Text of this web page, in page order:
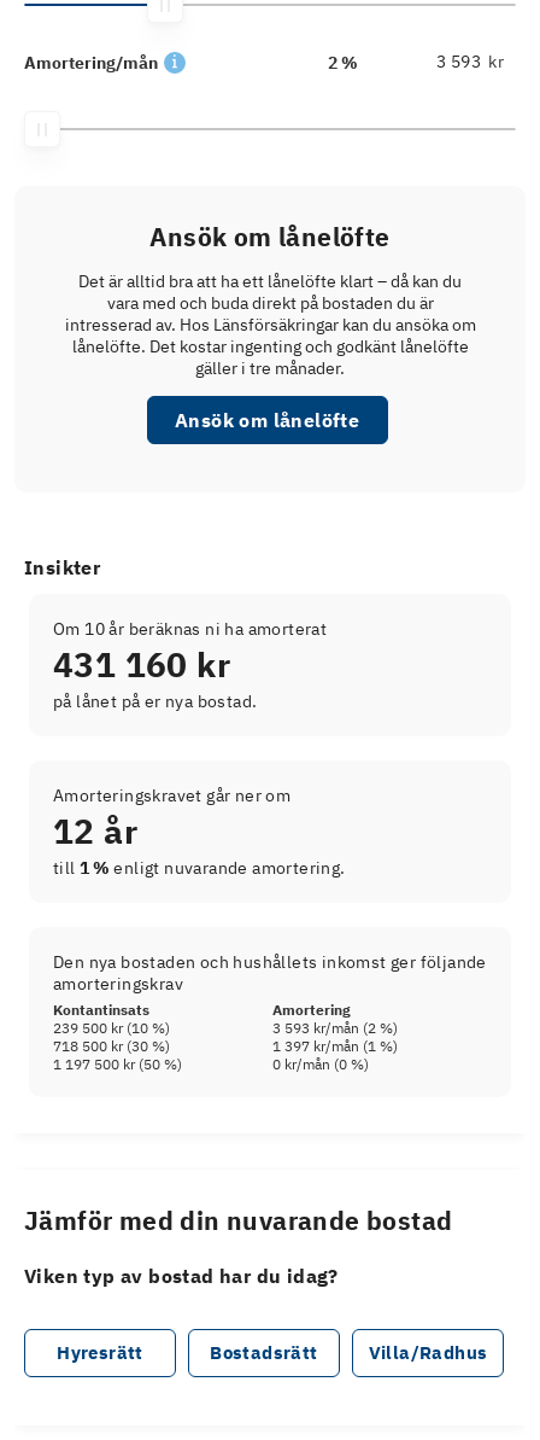
Amortering/mån 2 % kr
Ansök om lånelöfte
Det är alltid bra att ha ett lånelöfte klart – då kan du
vara med och buda direkt på bostaden du är
intresserad av. Hos Länsförsäkringar kan du ansöka om
lånelöfte. Det kostar ingenting och godkänt lånelöfte
gäller i tre månader.
Ansök om lånelöfte
Insikter
Om 10 år beräknas ni ha amorterat
431 160 kr
på lånet på er nya bostad.
Amorteringskravet går ner om
12 år
till 1 % enligt nuvarande amortering.
Den nya bostaden och hushållets inkomst ger följande
amorteringskrav
Kontantinsats
Amortering
239 500 kr(10 %) 3 593 kr/mån (2 %)
718 500 kr(30 %) 1 397 kr/mån (1 %)
1 197 500 kr(50 %) 0 kr/mån (0 %)
Jämför med din nuvarande bostad
Viken typ av bostad har du idag?
Hyresrätt Bostadsrätt Villa/Radhus